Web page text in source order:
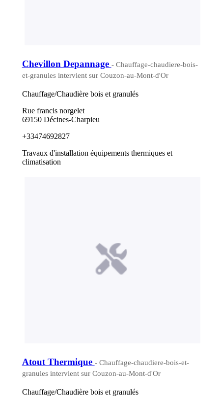
Chevillon Depannage - Chauffage-chaudiere-bois-
et-granules intervient sur Couzon-au-Mont-d'Or
Chauffage/Chaudière bois et granulés
Rue francis norgelet
69150 Décines-Charpieu
+33474692827
Travaux d'installation équipements thermiques et
climatisation
Atout Thermique - Chauffage-chaudiere-bois-et-
granules intervient sur Couzon-au-Mont-d'Or
Chauffage/Chaudière bois et granulés